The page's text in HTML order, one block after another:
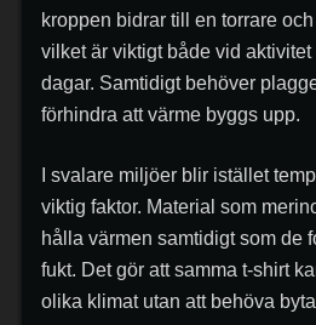
kroppen bidrar till en torrare
vilket är viktigt både vid
dagar. Samtidigt behöver
förhindra att värme byggs upp.
I svalare miljöer blir istället
viktig faktor. Material som
hålla värmen samtidigt som de
fukt. Det gör att samma t-shirt
olika klimat utan att behöva